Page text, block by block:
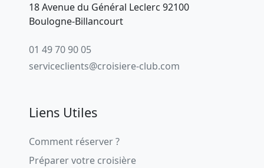
18 Avenue du Général Leclerc 92100
Boulogne-Billancourt
01 49 70 90 05
serviceclients@croisiere-club.com
Liens Utiles
Comment réserver ?
Préparer votre croisière